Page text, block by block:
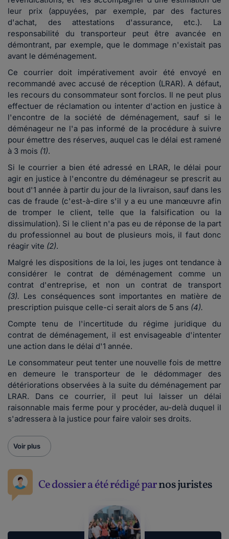
leur prix (appuyées, par exemple, par des factures
d'achat, des attestations d'assurance, etc.). La
responsabilité du transporteur peut être avancée en
démontrant, par exemple, que le dommage n'existait pas
avant le déménagement.
Ce courrier doit impérativement avoir été envoyé en
recommandé avec accusé de réception (LRAR). A défaut,
les recours du consommateur sont forclos. Il ne peut plus
effectuer de réclamation ou intenter d'action en justice à
l'encontre de la société de déménagement, sauf si le
déménageur ne l'a pas informé de la procédure à suivre
pour émettre des réserves, auquel cas le délai est ramené
à 3 mois (1).
Si le courrier a bien été adressé en LRAR, le délai pour
agir en justice à l'encontre du déménageur se prescrit au
bout d'1 année à partir du jour de la livraison, sauf dans les
cas de fraude (c'est-à-dire s'il y a eu une manœuvre afin
de tromper le client, telle que la falsification ou la
dissimulation). Si le client n'a pas eu de réponse de la part
du professionnel au bout de plusieurs mois, il faut donc
réagir vite (2).
Malgré les dispositions de la loi, les juges ont tendance à
considérer le contrat de déménagement comme un
contrat d'entreprise, et non un contrat de transport
(3). Les conséquences sont importantes en matière de
prescription puisque celle-ci serait alors de 5 ans (4).
Compte tenu de l'incertitude du régime juridique du
contrat de déménagement, il est envisageable d'intenter
une action dans le délai d'1 année.
Le consommateur peut tenter une nouvelle fois de mettre
en demeure le transporteur de le dédommager des
détériorations observées à la suite du déménagement par
LRAR. Dans ce courrier, il peut lui laisser un délai
raisonnable mais ferme pour y procéder, au-delà duquel il
s'adressera à la justice pour faire valoir ses droits.
Voir plus
Ce dossier a été rédigé parnos juristes